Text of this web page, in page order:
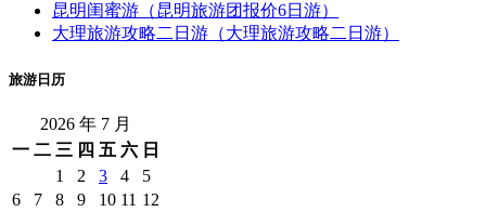
昆明闺蜜游（昆明旅游团报价6日游）
大理旅游攻略二日游（大理旅游攻略二日游）
旅游日历
2026 年 7 月
一 二 三 四 五 六 日
1
2 3 4
5
6
7 8 9 10 11 12